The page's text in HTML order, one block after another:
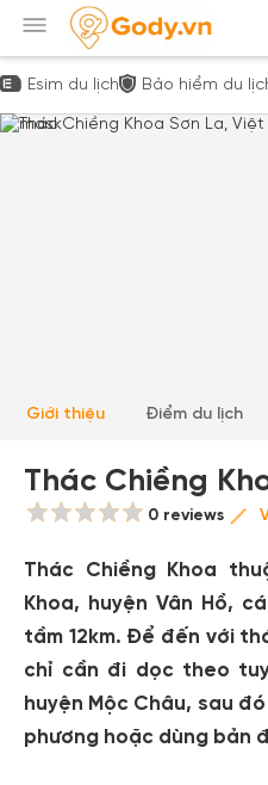
Esim du lịch Bảo hiểm du
Giới thiệu Điểm du lịch
Thác Chiềng
0 reviews
Thác Chiềng Khoa
Khoa, huyện Vân Hồ,
tầm 12km. Để đến với
chỉ cần đi dọc theo
huyện Mộc Châu, sau
phương hoặc dùng bản